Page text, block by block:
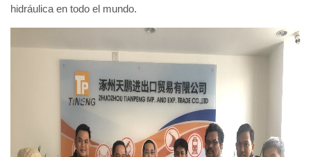
hidráulica en todo el mundo.